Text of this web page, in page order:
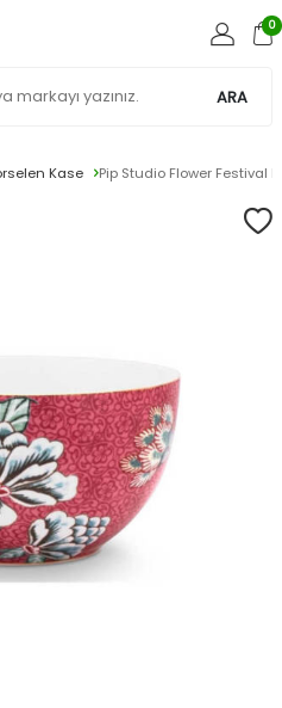
ARA
0
Kase Pip Studio Flower Festival